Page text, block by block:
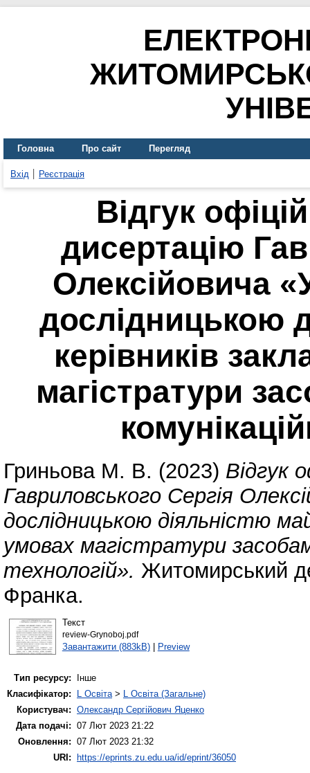
Головна Про сайт Перегляд
Вхід Реєстрація
Відгук
дисертацію
Олексійовича
дослідницькою
керівників
магістратури
Гриньова М. В. (2023) Відгук
Гавриловського Сергія
дослідницькою діяльністю
умовах магістратури
технологій». Житомирський
Франка.
Текст
review-Grynoboj.pdf
Завантажити (883kB)| Preview
Тип ресурсу:
Інше
Класифікатор:
L Освіта> L Освіта (Загальне)
Користувач: Олександр Сергійович Яценко
Дата подачі: 07 Лют 2023 21:22
Оновлення: 07 Лют 2023 21:32
URI:
https://eprints.zu.edu.ua/id/eprint/36050